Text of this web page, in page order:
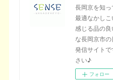
長岡京を知
最適なかし
感じる品の
な長岡京市
発信サイト
さい♪
フォロー